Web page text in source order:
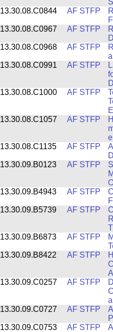
13.30.08.C0844
AF STFP
13.30.08.C0967
AF STFP
13.30.08.C0968
AF STFP
13.30.08.C0991
AF STFP
13.30.08.C1000
AF STFP
13.30.08.C1057
AF STFP
13.30.08.C1135
AF STFP
13.30.09.B0123
AF STFP
13.30.09.B4943
AF STFP
13.30.09.B5739
AF STFP
13.30.09.B6873
AF STFP
13.30.09.B8422
AF STFP
13.30.09.C0257
AF STFP
13.30.09.C0727
AF STFP
13.30.09.C0753
AF STFP